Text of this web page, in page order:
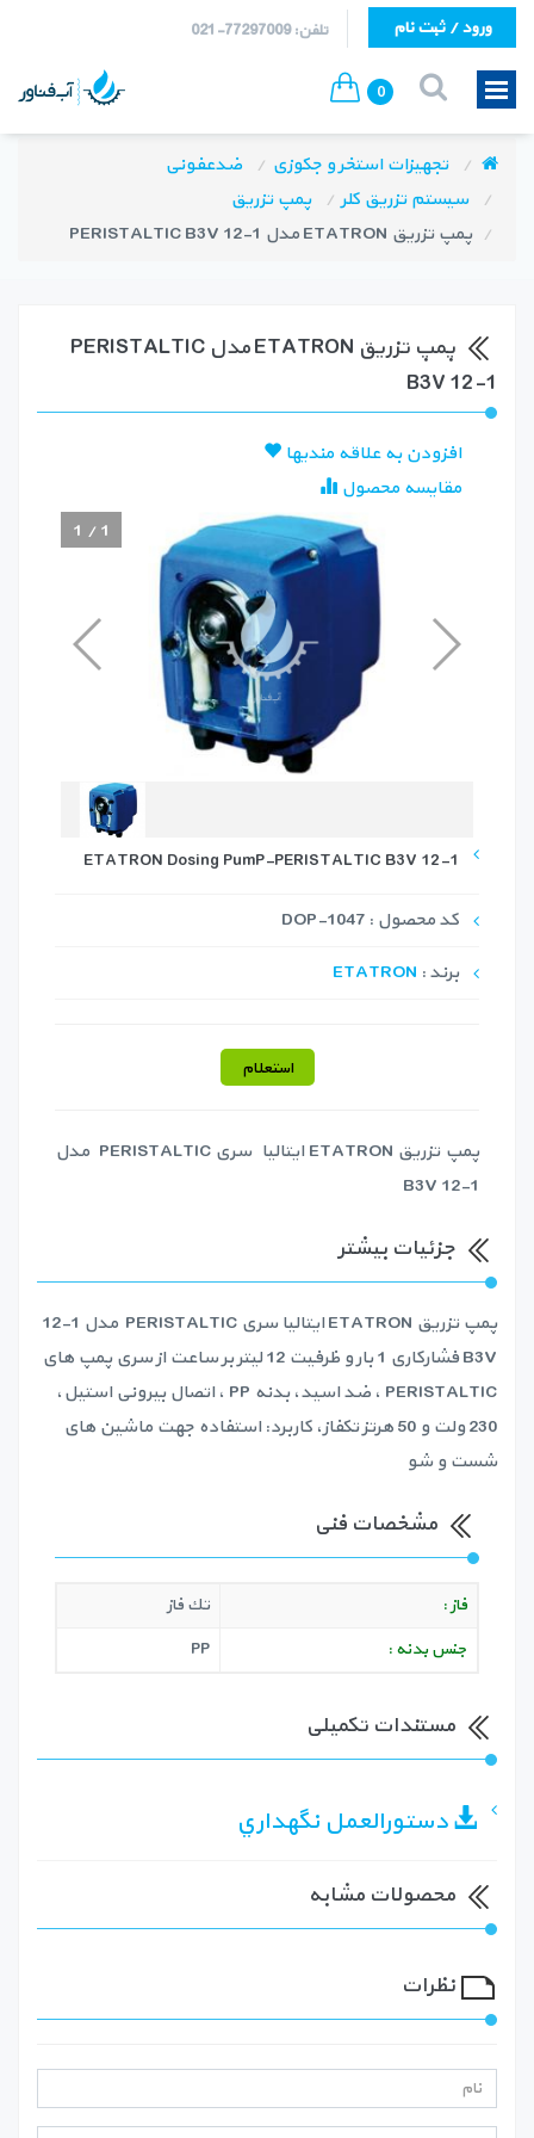
تلفن: 77297009-021 ورود / ثبت نام
0
تجهیزات استخر و جکوزی
ضدعفونی
سیستم تزریق کلر
پمپ تزریق
پمپ تزریق ETATRON مدل PERISTALTIC B3V 12-1
پمپ تزریق ETATRON مدل PERISTALTIC
B3V 12-1
افزودن به علاقه مندیها
مقایسه محصول
1 /1
ETATRON Dosing PumP-PERISTALTIC B3V 12-1
کد محصول : DOP-1047
برند : ETATRON
استعلام
پمپ تزریق ETATRON ایتالیا سری PERISTALTIC مدل
1-12 B3V
جزئیات بیشتر
پمپ تزریق ETATRON ایتالیا سری PERISTALTIC مدل 1-12
B3V فشارکاری 1 بار و ظرفيت 12 ليتر بر ساعت از سری پمپ های
PERISTALTIC ، ضد اسید، بدنه PP ، اتصال بیرونی استیل،
230 ولت و 50 هرتز تکفاز، کاربرد: استفاده جهت ماشین های
شست و شو
مشخصات فنی
فاز :
تك فاز
جنس بدنه :
PP
مستندات تکمیلی
دستورالعمل نگهداري
محصولات مشابه
نظرات